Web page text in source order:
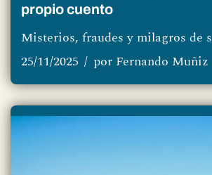
propio cuento
Misterios, fraudes y milagros de
25/11/2025
por Fernando Muñiz